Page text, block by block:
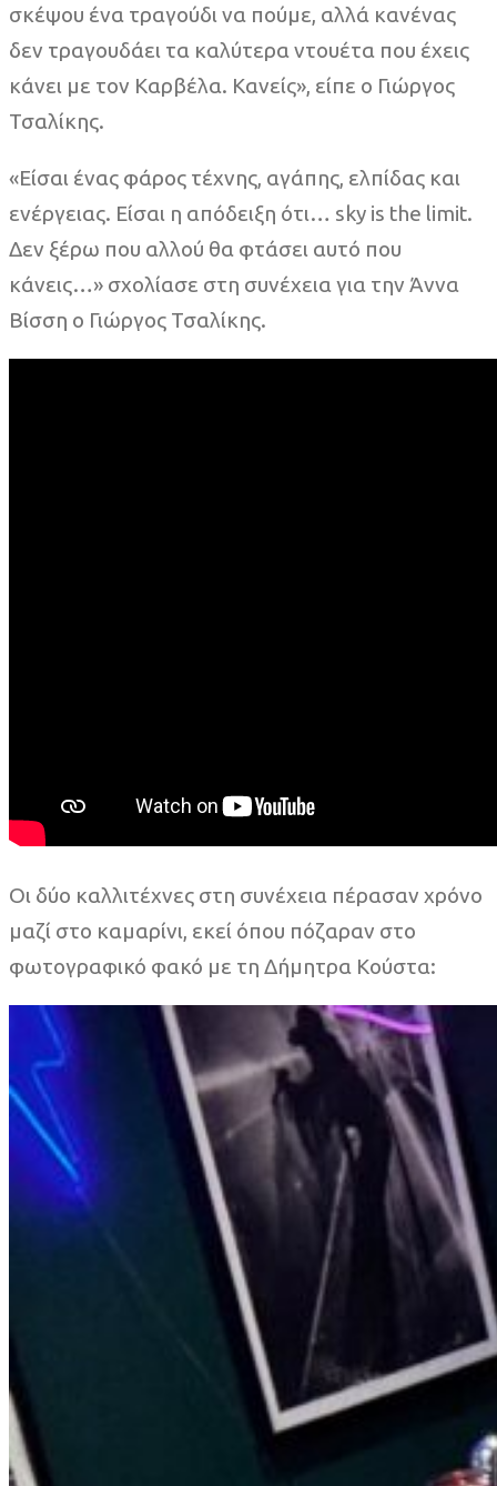
σκέψου ένα τραγούδι να πούμε, αλλά κανένας
δεν τραγουδάει τα καλύτερα ντουέτα που έχεις
κάνει με τον Καρβέλα. Κανείς», είπε ο Γιώργος
Τσαλίκης.
«Είσαι ένας φάρος τέχνης, αγάπης, ελπίδας και
ενέργειας. Είσαι η απόδειξη ότι… sky is the limit.
Δεν ξέρω που αλλού θα φτάσει αυτό που
κάνεις…» σχολίασε στη συνέχεια για την Άννα
Βίσση ο Γιώργος Τσαλίκης.
Οι δύο καλλιτέχνες στη συνέχεια πέρασαν χρόνο
μαζί στο καμαρίνι, εκεί όπου πόζαραν στο
φωτογραφικό φακό με τη Δήμητρα Κούστα: